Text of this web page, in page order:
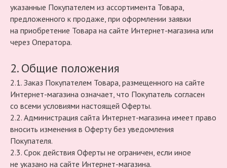
указанные Покупателем из ассортимента Товара,
предложенного к продаже, при оформлении заявки
на приобретение Товара на сайте Интернет-магазина или
через Оператора.
2. Общие положения
2.1. Заказ Покупателем Товара, размещенного на сайте
Интернет-магазина означает, что Покупатель согласен
со всеми условиями настоящей Оферты.
2.2. Администрация сайта Интернет-магазина имеет право
вносить изменения в Оферту без уведомления
Покупателя.
2.3. Срок действия Оферты не ограничен, если иное
не указано на сайте Интернет-магазина.